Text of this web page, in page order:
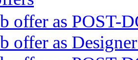
offer as POST-
offer as